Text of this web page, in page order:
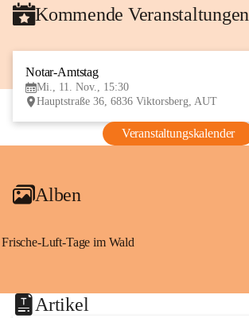
Kommende Veranstaltungen
Notar-Amtstag
Mi., 11. Nov., 15:30
Hauptstraße 36, 6836 Viktorsberg, AUT
Veranstaltungskalender
Alben
Frische-Luft-Tage im Wald
Artikel